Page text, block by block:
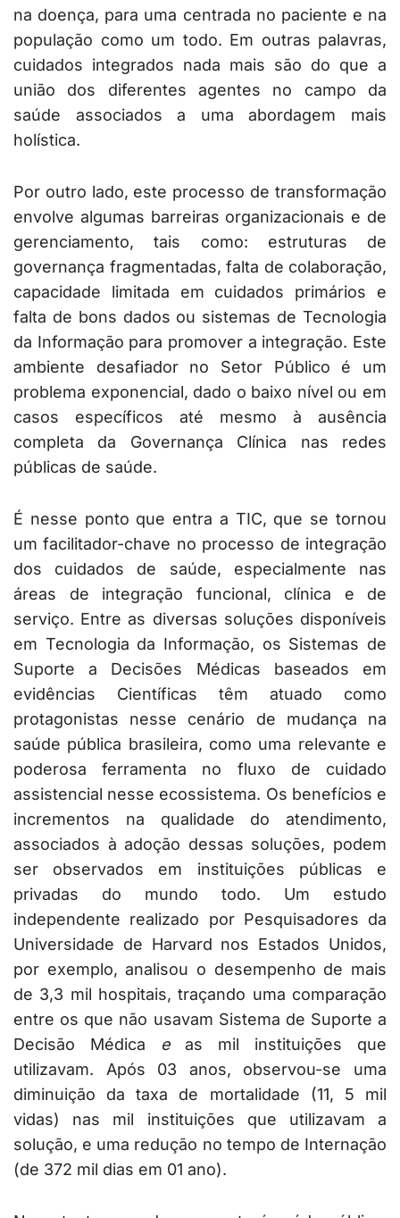
na doença, para uma centrada no paciente e na
população como um todo. Em outras palavras,
cuidados integrados nada mais são do que a
união dos diferentes agentes no campo da
saúde associados a uma abordagem mais
holística.
Por outro lado, este processo de transformação
envolve algumas barreiras organizacionais e de
gerenciamento, tais como: estruturas de
governança fragmentadas, falta de colaboração,
capacidade limitada em cuidados primários e
falta de bons dados ou sistemas de Tecnologia
da Informação para promover a integração. Este
ambiente desafiador no Setor Público é um
problema exponencial, dado o baixo nível ou em
casos específicos até mesmo à ausência
completa da Governança Clínica nas redes
públicas de saúde.
É nesse ponto que entra a TIC, que se tornou
um facilitador-chave no processo de integração
dos cuidados de saúde, especialmente nas
áreas de integração funcional, clínica e de
serviço. Entre as diversas soluções disponíveis
em Tecnologia da Informação, os Sistemas de
Suporte a Decisões Médicas baseados em
evidências Científicas têm atuado como
protagonistas nesse cenário de mudança na
saúde pública brasileira, como uma relevante e
poderosa ferramenta no fluxo de cuidado
assistencial nesse ecossistema. Os benefícios e
incrementos na qualidade do atendimento,
associados à adoção dessas soluções, podem
ser observados em instituições públicas e
privadas do mundo todo. Um estudo
independente realizado por Pesquisadores da
Universidade de Harvard nos Estados Unidos,
por exemplo, analisou o desempenho de mais
de 3,3 mil hospitais, traçando uma comparação
entre os que não usavam Sistema de Suporte a
Decisão Médica eas mil instituições que
utilizavam. Após 03 anos, observou-se uma
diminuição da taxa de mortalidade (11, 5 mil
vidas) nas mil instituições que utilizavam a
solução, e uma redução no tempo de Internação
(de 372 mil dias em 01 ano).